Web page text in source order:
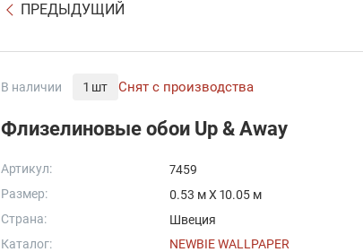
ПРЕДЫДУЩИЙ
В наличии 1 шт Снят с производства
Флизелиновые обои Up & Away
Артикул:
7459
Размер:
0.53 м X 10.05 м
Страна:
Швеция
Каталог:
NEWBIE WALLPAPER